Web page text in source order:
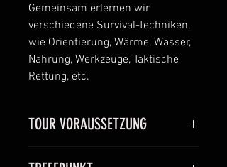
Gemeinsam erlernen wir
verschiedene Survival-Techniken,
wie Orientierung, Wärme, Wasser,
Nahrung, Werkzeuge, Taktische
Rettung, etc.
TOUR VORAUSSETZUNG